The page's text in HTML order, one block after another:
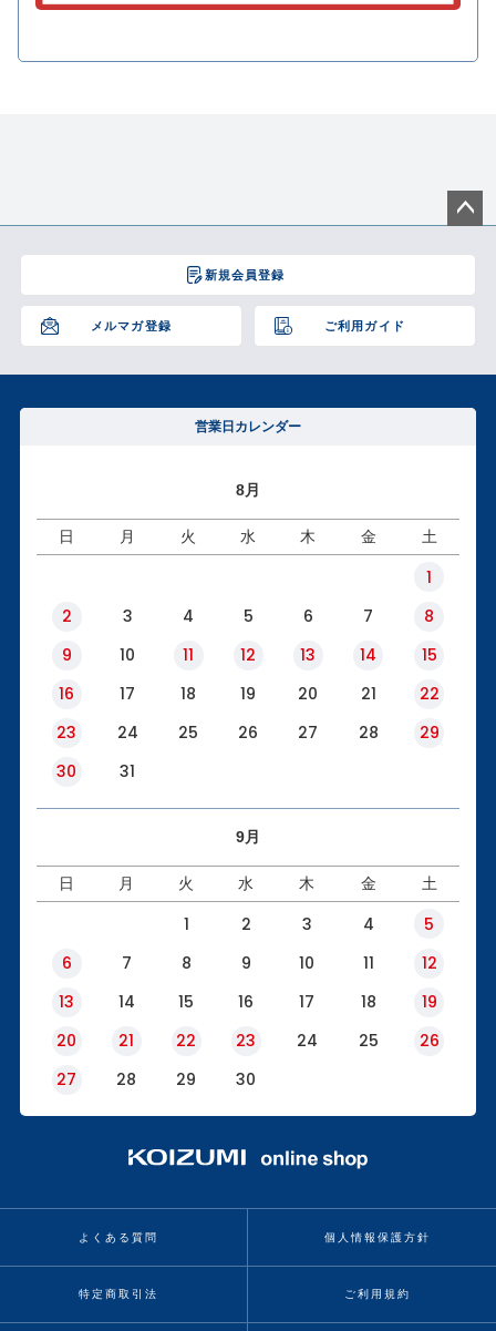
新規会員登録
メルマガ登録 ご利用ガイド
ジト
へ
営業日カレンダー
8月
日 月 火 水 木 金 土
1
2
3 4 5 6 7
8
9
10 11 12 13 14
15
16
17 18 19 20 21
22
23
24 25 26 27 28
29
30
31
9月
日 月 火 水 木 金 土
1 2 3 4
5
6
7 8 9 10 11
12
13
14 15 16 17 18
19
20
21 22 23 24 25
26
27
28 29 30
よくある質問 個人情報保護方針
特定商取引法 ご利用規約